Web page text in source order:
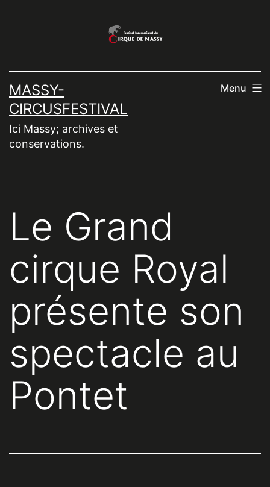
MASSY-
CIRCUSFESTIVAL
Ici Massy; archives et
conservations.
Menu
Le Grand
cirque Royal
présente son
spectacle au
Pontet